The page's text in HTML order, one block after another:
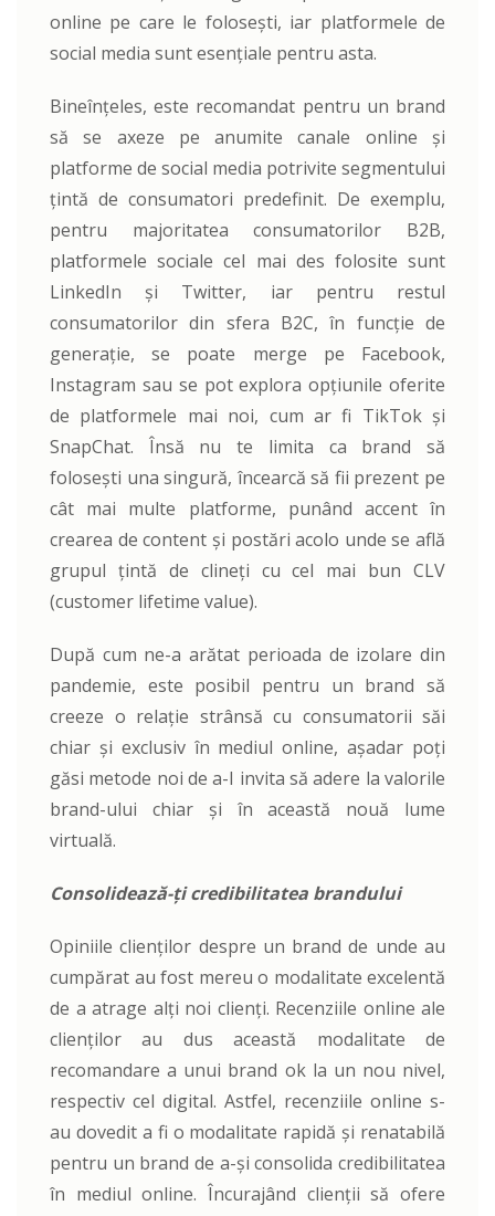
online pe care le folosești, iar platformele de
social media sunt esențiale pentru asta.
Bineînțeles, este recomandat pentru un brand
să se axeze pe anumite canale online și
platforme de social media potrivite segmentului
țintă de consumatori predefinit. De exemplu,
pentru majoritatea consumatorilor B2B,
platformele sociale cel mai des folosite sunt
LinkedIn și Twitter, iar pentru restul
consumatorilor din sfera B2C, în funcție de
generație, se poate merge pe Facebook,
Instagram sau se pot explora opțiunile oferite
de platformele mai noi, cum ar fi TikTok și
SnapChat. Însă nu te limita ca brand să
folosești una singură, încearcă să fii prezent pe
cât mai multe platforme, punând accent în
crearea de content și postări acolo unde se află
grupul țintă de clineți cu cel mai bun CLV
(customer lifetime value).
După cum ne-a arătat perioada de izolare din
pandemie, este posibil pentru un brand să
creeze o relație strânsă cu consumatorii săi
chiar și exclusiv în mediul online, așadar poți
găsi metode noi de a-I invita să adere la valorile
brand-ului chiar și în această nouă lume
virtuală.
Consolidează-ți credibilitatea brandului
Opiniile clienților despre un brand de unde au
cumpărat au fost mereu o modalitate excelentă
de a atrage alți noi clienți. Recenziile online ale
clienților au dus această modalitate de
recomandare a unui brand ok la un nou nivel,
respectiv cel digital. Astfel, recenziile online s-
au dovedit a fi o modalitate rapidă și renatabilă
pentru un brand de a-și consolida credibilitatea
în mediul online. Încurajând clienții să ofere